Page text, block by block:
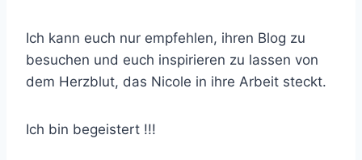
Ich kann euch nur empfehlen, ihren Blog zu
besuchen und euch inspirieren zu lassen von
dem Herzblut, das Nicole in ihre Arbeit steckt.
Ich bin begeistert !!!